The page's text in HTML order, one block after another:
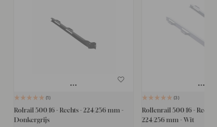
1
Rolrail 500/16 - Rechts - 224/256 mm -
Donkergrijs
3
Rollenrail 500/16 - Rechts
224/256 mm - Wit